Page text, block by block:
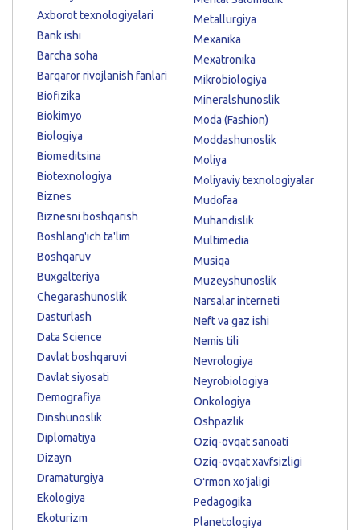
Axborot texnologiyalari
Bank ishi
Barcha soha
Barqaror rivojlanish fanlari
Biofizika
Biokimyo
Biologiya
Biomeditsina
Biotexnologiya
Biznes
Biznesni boshqarish
Boshlang'ich ta'lim
Boshqaruv
Buxgalteriya
Chegarashunoslik
Dasturlash
Data Science
Davlat boshqaruvi
Davlat siyosati
Demografiya
Dinshunoslik
Diplomatiya
Dizayn
Dramaturgiya
Ekologiya
Ekoturizm
Metallurgiya
Mexanika
Mexatronika
Mikrobiologiya
Mineralshunoslik
Moda (Fashion)
Moddashunoslik
Moliya
Moliyaviy texnologiyalar
Mudofaa
Muhandislik
Multimedia
Musiqa
Muzeyshunoslik
Narsalar interneti
Neft va gaz ishi
Nemis tili
Nevrologiya
Neyrobiologiya
Onkologiya
Oshpazlik
Oziq-ovqat sanoati
Oziq-ovqat xavfsizligi
Oʻrmon xoʻjaligi
Pedagogika
Planetologiya